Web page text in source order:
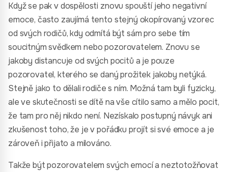
Když se pak v dospělosti znovu spouští jeho negativní
emoce, často zaujímá tento stejný okopírovaný vzorec
od svých rodičů, kdy odmítá být sám pro sebe tím
soucitným svědkem nebo pozorovatelem. Znovu se
jakoby distancuje od svých pocitů a je pouze
pozorovatel, kterého se daný prožitek jakoby netýká.
Stejně jako to dělali rodiče s ním. Možná tam byli fyzicky,
ale ve skutečnosti se dítě na vše cítilo samo a mělo pocit,
že tam pro něj nikdo není. Nezískalo postupný návyk ani
zkušenost toho, že je v pořádku projít si své emoce a je
zároveň i přijato a milováno.
Takže být pozorovatelem svých emocí a neztotožňovat